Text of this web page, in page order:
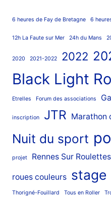
6 heures de Fay de Bretagne 6
12h La Faute sur Mer 24h du Mans
2020 2021-2022 2022
Black Light
Etrelles Forum des associations
inscription JTR Marathon
Nuit du sport
projet Rennes Sur Roulettes
roues couleurs stage
Thorigné-Fouillard Tous en Roller